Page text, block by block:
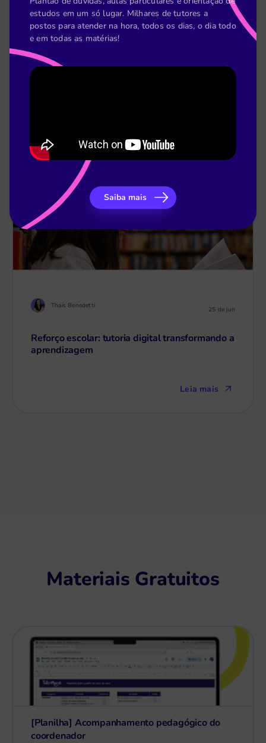
Thaís Benedetti
Thaís Benedetti 25 de jun
Reforço escolar: tutoria digital transformando a
aprendizagem
Leia mais
Materiais Gratuitos
[Planilha] Acompanhamento pedagógico do
coordenador
estudos em um só lugar. Milhares de tutores a
postos para atender na hora, todos os dias, o dia todo
e em todas as matérias!
Saiba mais